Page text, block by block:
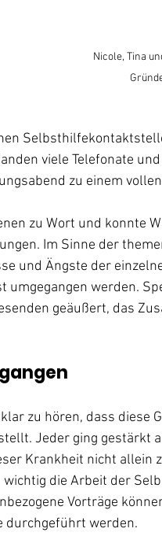
Nicole, Tina
viele Telefonate
zu einem
zu Wort und konnte
Im Sinne der
und Ängste der
umgegangen werden.
geäußert, das
zu hören, dass diese
Jeder ging gestärkt
Krankheit nicht allein
die Arbeit der
Vorträge
durchgeführt werden.